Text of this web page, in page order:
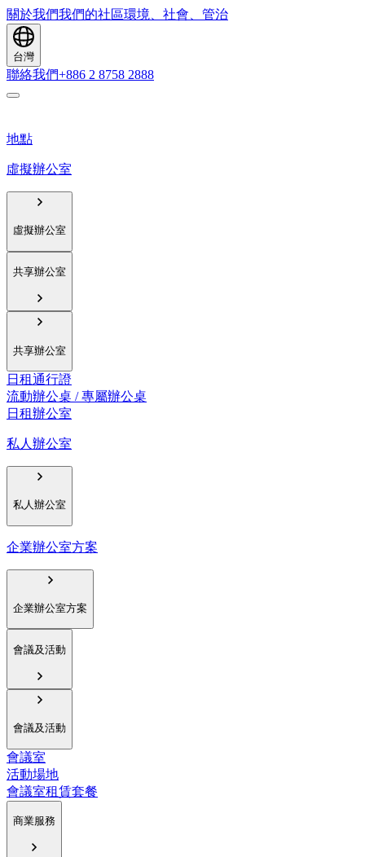
關於我們我們的社區環境、社會、管治
台灣
聯絡我們+886 2 8758 2888
地點
虛擬辦公室
虛擬辦公室
共享辦公室
共享辦公室
日租通行證
流動辦公桌 / 專屬辦公桌
日租辦公室
私人辦公室
私人辦公室
企業辦公室方案
企業辦公室方案
會議及活動
會議及活動
會議室
活動場地
會議室租賃套餐
商業服務